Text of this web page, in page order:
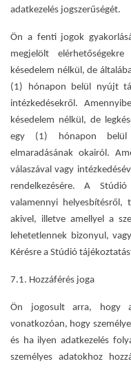
adatkezelés jogszerűségét.
Ön a fenti jogok
megjelölt
késedelem nélkül, de
(1) hónapon belül nyújt
intézkedésekről.
késedelem nélkül, de
egy (1) hónapon belül
elmaradásának okairól.
válaszával vagy
rendelkezésére. A
valamennyi helyesbítésről,
akivel, illetve amellyel a
lehetetlennek bizonyul,
Kérésre a Stúdió
7.1. Hozzáférés joga
Ön jogosult arra, hogy
vonatkozóan, hogy
és ha ilyen adatkezelés
személyes adatokhoz